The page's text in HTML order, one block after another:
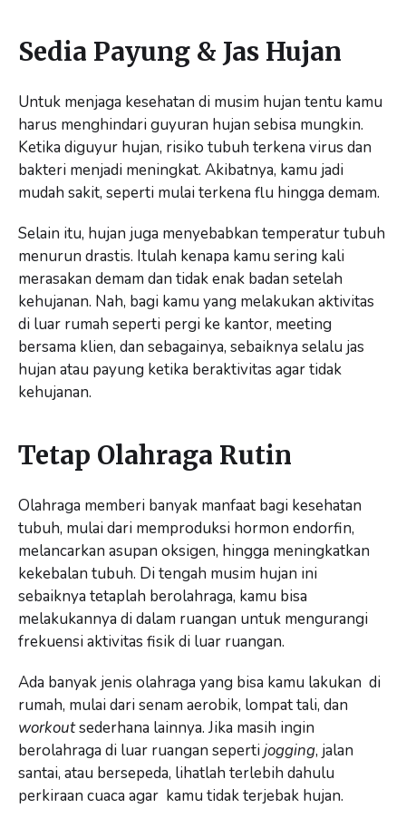
Sedia Payung & Jas Hujan
Untuk menjaga kesehatan di musim hujan tentu kamu
harus menghindari guyuran hujan sebisa mungkin.
Ketika diguyur hujan, risiko tubuh terkena virus dan
bakteri menjadi meningkat. Akibatnya, kamu jadi
mudah sakit, seperti mulai terkena flu hingga demam.
Selain itu, hujan juga menyebabkan temperatur tubuh
menurun drastis. Itulah kenapa kamu sering kali
merasakan demam dan tidak enak badan setelah
kehujanan. Nah, bagi kamu yang melakukan aktivitas
di luar rumah seperti pergi ke kantor, meeting
bersama klien, dan sebagainya, sebaiknya selalu jas
hujan atau payung ketika beraktivitas agar tidak
kehujanan.
Tetap Olahraga Rutin
Olahraga memberi banyak manfaat bagi kesehatan
tubuh, mulai dari memproduksi hormon endorfin,
melancarkan asupan oksigen, hingga meningkatkan
kekebalan tubuh. Di tengah musim hujan ini
sebaiknya tetaplah berolahraga, kamu bisa
melakukannya di dalam ruangan untuk mengurangi
frekuensi aktivitas fisik di luar ruangan.
Ada banyak jenis olahraga yang bisa kamu lakukan di
rumah, mulai dari senam aerobik, lompat tali, dan
workoutsederhana lainnya. Jika masih ingin
berolahraga di luar ruangan sepertijogging, jalan
santai, atau bersepeda, lihatlah terlebih dahulu
perkiraan cuaca agar kamu tidak terjebak hujan.